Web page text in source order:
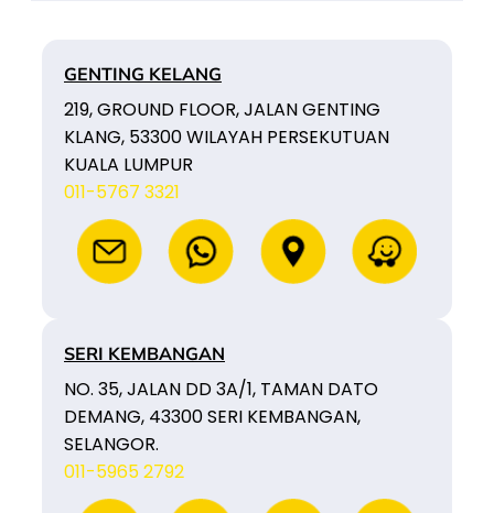
GENTING KELANG
219, GROUND FLOOR, JALAN GENTING
KLANG, 53300 WILAYAH PERSEKUTUAN
KUALA LUMPUR
011-5767 3321
SERI KEMBANGAN
NO. 35, JALAN DD 3A/1, TAMAN DATO
DEMANG, 43300 SERI KEMBANGAN,
SELANGOR.
011-5965 2792